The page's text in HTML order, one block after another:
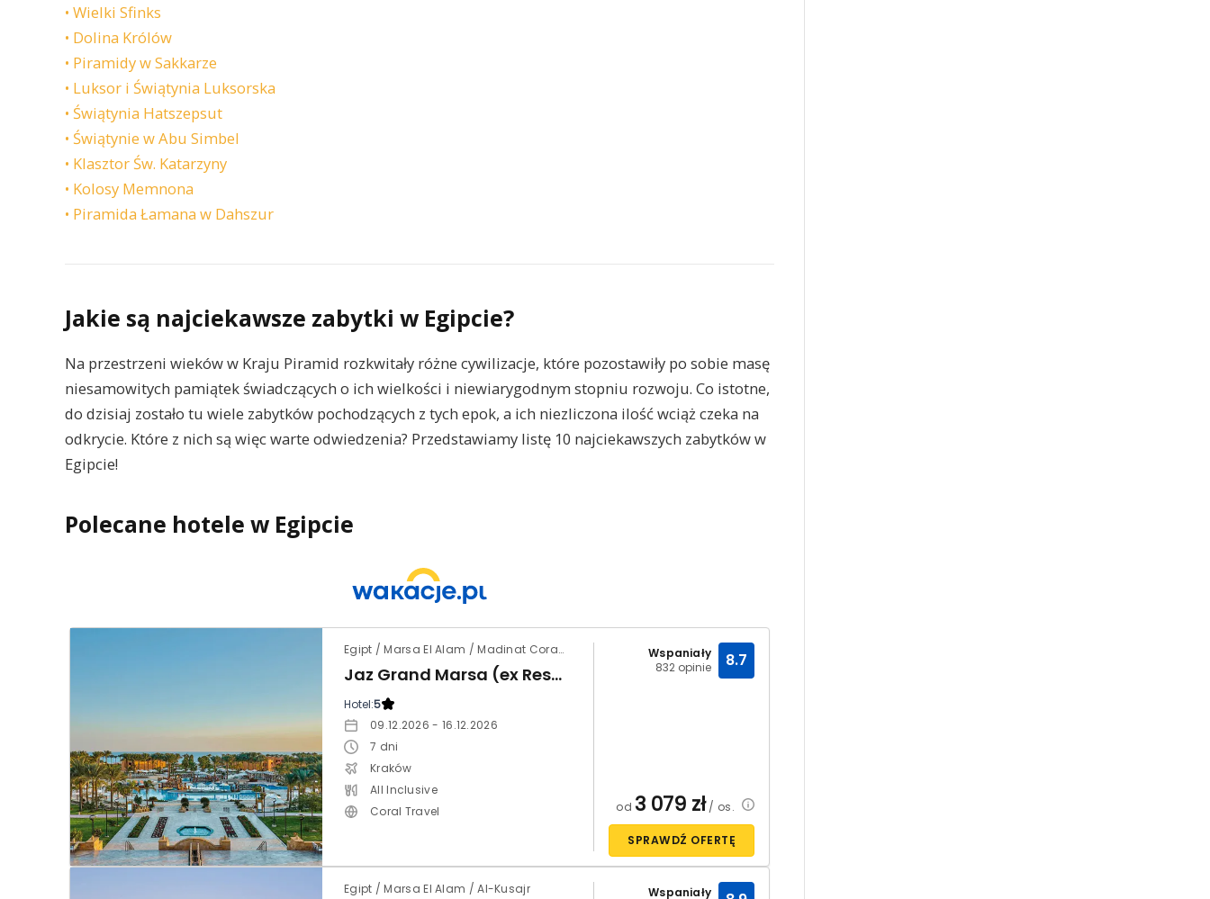
• Wielki Sfinks
• Dolina Królów
• Piramidy w Sakkarze
• Luksor i Świątynia Luksorska
• Świątynia Hatszepsut
• Świątynie w Abu Simbel
• Klasztor Św. Katarzyny
• Kolosy Memnona
• Piramida Łamana w Dahszur
Jakie są najciekawsze zabytki w Egipcie?
Na przestrzeni wieków w Kraju Piramid rozkwitały różne cywilizacje, które pozostawiły po sobie masę
niesamowitych pamiątek świadczących o ich wielkości i niewiarygodnym stopniu rozwoju. Co istotne,
do dzisiaj zostało tu wiele zabytków pochodzących z tych epok, a ich niezliczona ilość wciąż czeka na
odkrycie. Które z nich są więc warte odwiedzenia? Przedstawiamy listę 10 najciekawszych zabytków w
Egipcie!
Polecane hotele w Egipcie
Egipt / Marsa El Alam / Madinat Coraya
Jaz Grand Marsa (ex Resta Grand Resort)
Hotel:5
09.12.2026 - 16.12.2026
7 dni
Kraków
All Inclusive
Coral Travel
Wspaniały
832 opinie
8.7
od 3 079 zł/ os.
SPRAWDŹ OFERTĘ
Egipt / Marsa El Alam / Al-Kusajr
Wspaniały